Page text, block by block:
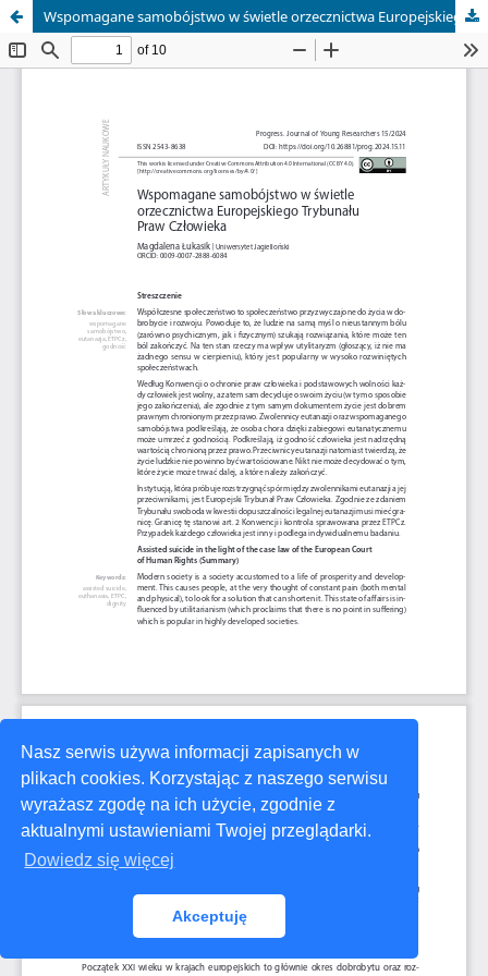
Nasz serwis używa informacji zapisanych w
plikach cookies. Korzystając z naszego serwisu
wyrażasz zgodę na ich użycie, zgodnie z
aktualnymi ustawieniami Twojej przeglądarki.
Dowiedz się więcej
Akceptuję
Wspomagane samobójstwo w świetle orzecznictwa Europejskiego Trybunału Praw Człowieka